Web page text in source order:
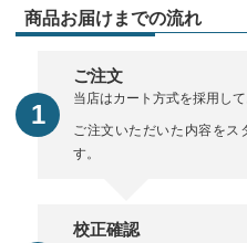
商品お届けまでの流れ
ご注文
当店はカート方式を採用して
ご注文いただいた内容をス
す。
校正確認